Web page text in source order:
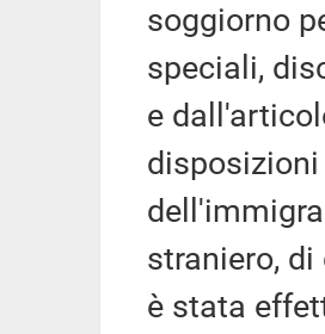
soggiorno
speciali,
e
straniero,
è stata